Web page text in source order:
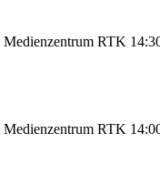
Medienzentrum RTK
Medienzentrum RTK